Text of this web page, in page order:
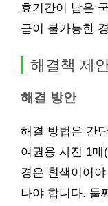
효기간이 남은
급이 불가능한
해결책 제
해결 방안
해결 방법은 간
여권용 사진 1
경은 흰색이어
나야 합니다. 둘